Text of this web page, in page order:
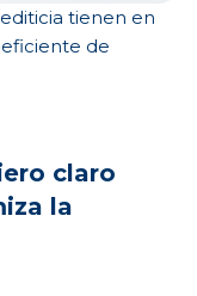
tienen en
de
claro
la